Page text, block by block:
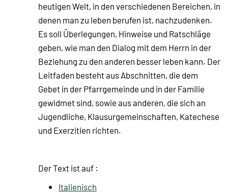
heutigen Welt, in den verschiedenen Bereichen, in
denen man zu leben berufen ist, nachzudenken.
Es soll Überlegungen, Hinweise und Ratschläge
geben, wie man den Dialog mit dem Herrn in der
Beziehung zu den anderen besser leben kann. Der
Leitfaden besteht aus Abschnitten, die dem
Gebet in der Pfarrgemeinde und in der Familie
gewidmet sind, sowie aus anderen, die sich an
Jugendliche, Klausurgemeinschaften, Katechese
und Exerzitien richten.
Der Text ist auf :
Italienisch